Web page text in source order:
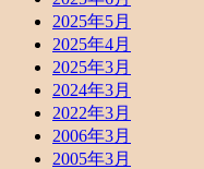
2025年5月
2025年4月
2025年3月
2024年3月
2022年3月
2006年3月
2005年3月